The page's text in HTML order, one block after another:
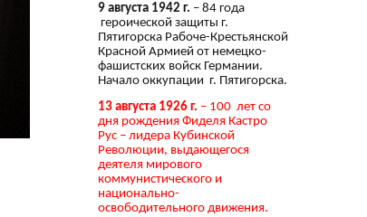
9 августа 1942 г. – 84 года
героической защиты г.
Пятигорска Рабоче-Крестьянской
Красной Армией от немецко-
фашистских войск Германии.
Начало оккупации г. Пятигорска.
13 августа 1926 г. – 100 лет со
дня рождения Фиделя Кастро
Рус – лидера Кубинской
Революции, выдающегося
деятеля мирового
коммунистического и
национально-
освободительного движения.